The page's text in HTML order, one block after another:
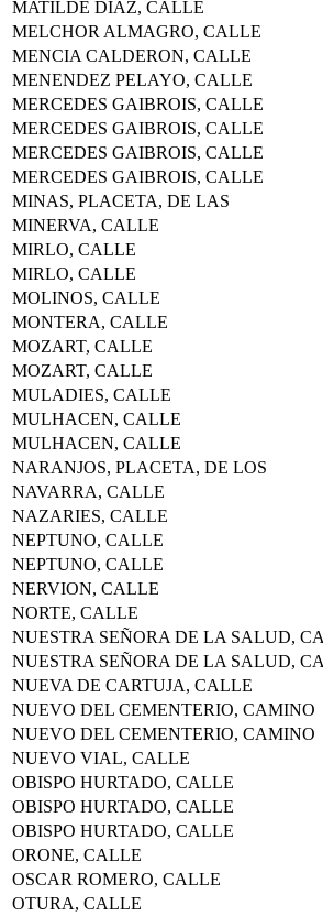
MATILDE DIAZ, CALLE
MELCHOR ALMAGRO, CALLE
MENCIA CALDERON, CALLE
MENENDEZ PELAYO, CALLE
MERCEDES GAIBROIS, CALLE
MERCEDES GAIBROIS, CALLE
MERCEDES GAIBROIS, CALLE
MERCEDES GAIBROIS, CALLE
MINAS, PLACETA, DE LAS
MINERVA, CALLE
MIRLO, CALLE
MIRLO, CALLE
MOLINOS, CALLE
MONTERA, CALLE
MOZART, CALLE
MOZART, CALLE
MULADIES, CALLE
MULHACEN, CALLE
MULHACEN, CALLE
NARANJOS, PLACETA, DE LOS
NAVARRA, CALLE
NAZARIES, CALLE
NEPTUNO, CALLE
NEPTUNO, CALLE
NERVION, CALLE
NORTE, CALLE
NUESTRA SEÑORA DE LA SALUD,
NUESTRA SEÑORA DE LA SALUD,
NUEVA DE CARTUJA, CALLE
NUEVO DEL CEMENTERIO, CAMINO
NUEVO DEL CEMENTERIO, CAMINO
NUEVO VIAL, CALLE
OBISPO HURTADO, CALLE
OBISPO HURTADO, CALLE
OBISPO HURTADO, CALLE
ORONE, CALLE
OSCAR ROMERO, CALLE
OTURA, CALLE